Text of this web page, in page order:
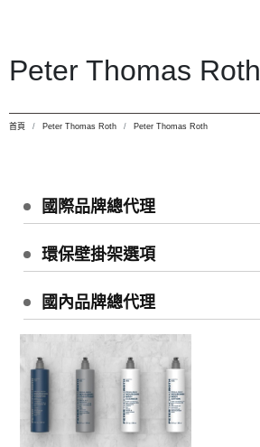
Peter Thomas Roth
首頁 Peter Thomas Roth Peter Thomas Roth
國際品牌總代理
環保壁掛架選項
國內品牌總代理